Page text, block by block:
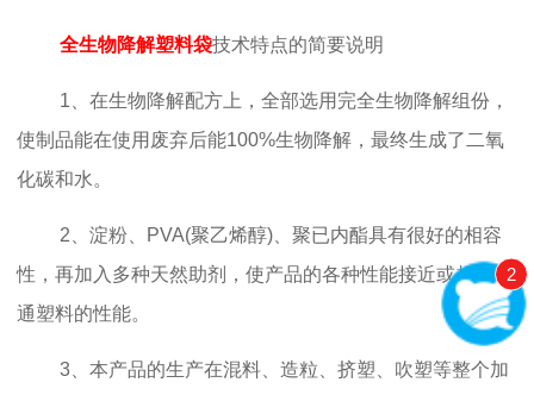
全生物降解塑料袋技术特点的简要说明
1、在生物降解配方上，全部选用完全生物降解组份，
使制品能在使用废弃后能100%生物降解，最终生成了二氧
化碳和水。
2、淀粉、PVA(聚乙烯醇)、聚已内酯具有很好的相容
性，再加入多种天然助剂，使产品的各种性能接近或超过普
通塑料的性能。
3、本产品的生产在混料、造粒、挤塑、吹塑等整个加
2